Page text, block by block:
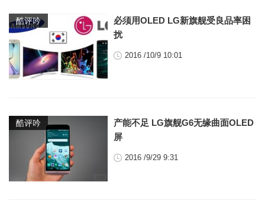
酷评吟
必须用OLED LG新旗舰受良品率困
扰
2016 /10/9 10:01
酷评吟
产能不足 LG旗舰G6无缘曲面OLED
屏
2016 /9/29 9:31